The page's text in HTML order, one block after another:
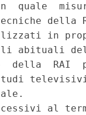
quale
della
in
abituali
della  RAI
al